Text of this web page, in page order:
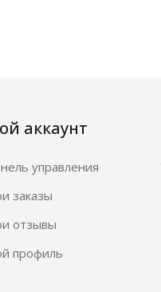
аккаунт
управления
заказы
отзывы
профиль